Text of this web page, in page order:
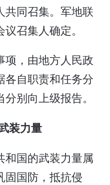
共同召集。军地联
召集人确定。
项，由地方人民政
各自职责和任务分
别向上级报告。
装力量
国的武装力量属
固国防，抵抗侵